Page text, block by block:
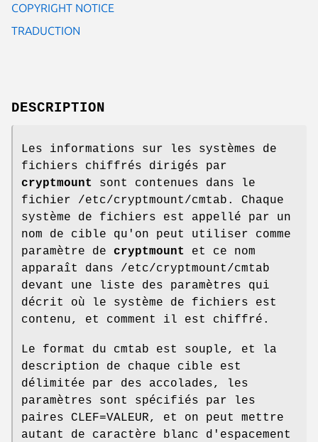
COPYRIGHT NOTICE
TRADUCTION
DESCRIPTION
Les informations sur les systèmes de
fichiers chiffrés dirigés par
cryptmount
sont contenues dans le
fichier /etc/cryptmount/cmtab. Chaque
système de fichiers est appellé par un
nom de cible qu'on peut utiliser comme
paramètre de cryptmount
et ce nom
apparaît dans /etc/cryptmount/cmtab
devant une liste des paramètres qui
décrit où le système de fichiers est
contenu, et comment il est chiffré.
Le format du cmtab est souple, et la
description de chaque cible est
délimitée par des accolades, les
paramètres sont spécifiés par les
paires CLEF=VALEUR, et on peut mettre
autant de caractère blanc d'espacement